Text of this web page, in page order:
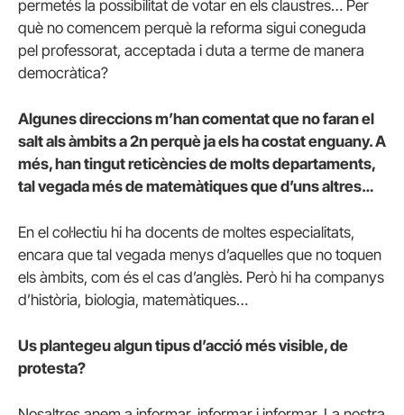
permetés la possibilitat de votar en els claustres… Per
què no comencem perquè la reforma sigui coneguda
pel professorat, acceptada i duta a terme de manera
democràtica?
Algunes direccions m’han comentat que no faran el
salt als àmbits a 2n perquè ja els ha costat enguany. A
més, han tingut reticències de molts departaments,
tal vegada més de matemàtiques que d’uns altres…
En el col·lectiu hi ha docents de moltes especialitats,
encara que tal vegada menys d’aquelles que no toquen
els àmbits, com és el cas d’anglès. Però hi ha companys
d’història, biologia, matemàtiques…
Us plantegeu algun tipus d’acció més visible, de
protesta?